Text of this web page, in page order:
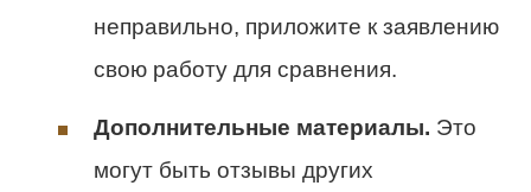
неправильно, приложите к заявлению
свою работу для сравнения.
Дополнительные материалы. Это
могут быть отзывы других